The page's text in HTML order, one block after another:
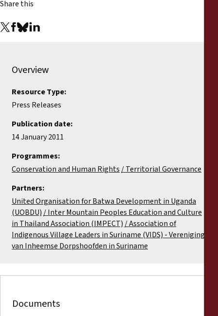
Share this
Overview
Resource Type:
Press Releases
Publication date:
14 January 2011
Programmes:
Conservation and Human Rights
Territorial Governance
Partners:
United Organisation for Batwa Development in Uganda
(UOBDU)
Inter Mountain Peoples Education and Culture
in Thailand Association (IMPECT) Association of
Indigenous Village Leaders in Suriname (VIDS) - Vereniging
van Inheemse Dorpshoofden in Suriname
Documents